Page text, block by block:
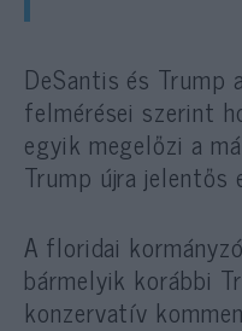
DeSantis és
felmérései szerint
egyik megelőzi a
Trump újra
A floridai
bármelyik korábbi
konzervatív